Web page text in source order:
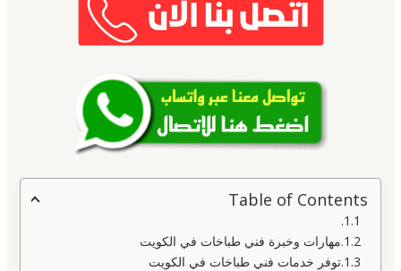
Table of Contents
مهارات وخبرة فني طباخات في الكويت
توفر خدمات فني طباخات في الكويت